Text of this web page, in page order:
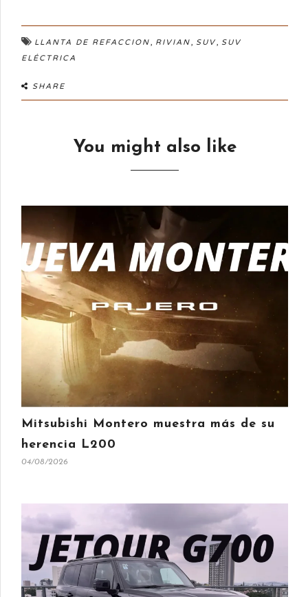
LLANTA DE REFACCION, RIVIAN, SUV, SUV
ELÉCTRICA
SHARE
You might also like
Mitsubishi Montero muestra más de su
herencia L200
04/08/2026